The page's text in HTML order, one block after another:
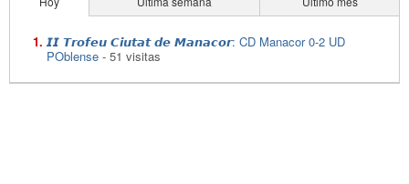
𝙄𝙄 𝙏𝙧𝙤𝙛𝙚𝙪 𝘾𝙞𝙪𝙩𝙖𝙩 𝙙𝙚 𝙈𝙖𝙣𝙖𝙘𝙤𝙧: CD Manacor 0-2 UD
POblense - 51 visitas